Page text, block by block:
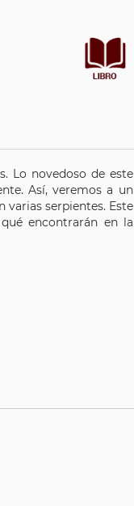
Lo novedoso de este
Así, veremos a un
serpientes. Este
encontrarán en la